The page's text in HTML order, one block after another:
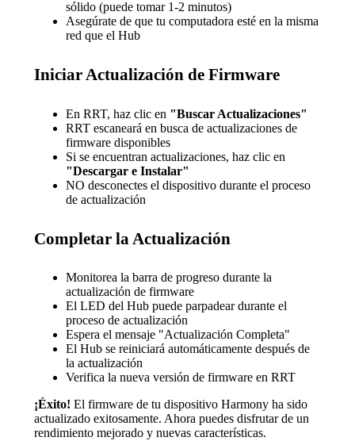
sólido (puede tomar 1-2 minutos)
Asegúrate de que tu computadora esté en la misma
red que el Hub
Iniciar Actualización de Firmware
En RRT, haz clic en "Buscar Actualizaciones"
RRT escaneará en busca de actualizaciones de
firmware disponibles
Si se encuentran actualizaciones, haz clic en
"Descargar e Instalar"
NO desconectes el dispositivo durante el proceso
de actualización
Completar la Actualización
Monitorea la barra de progreso durante la
actualización de firmware
El LED del Hub puede parpadear durante el
proceso de actualización
Espera el mensaje "Actualización Completa"
El Hub se reiniciará automáticamente después de
la actualización
Verifica la nueva versión de firmware en RRT
¡Éxito! El firmware de tu dispositivo Harmony ha sido
actualizado exitosamente. Ahora puedes disfrutar de un
rendimiento mejorado y nuevas características.